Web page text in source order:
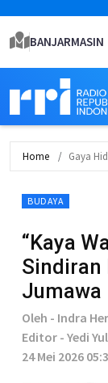
BANJARMASIN
Home Gaya
BUDAYA
“Kaya
Sindiran
Jumawa
Oleh - Indra
Editor - Yedi
24 Mei 2026